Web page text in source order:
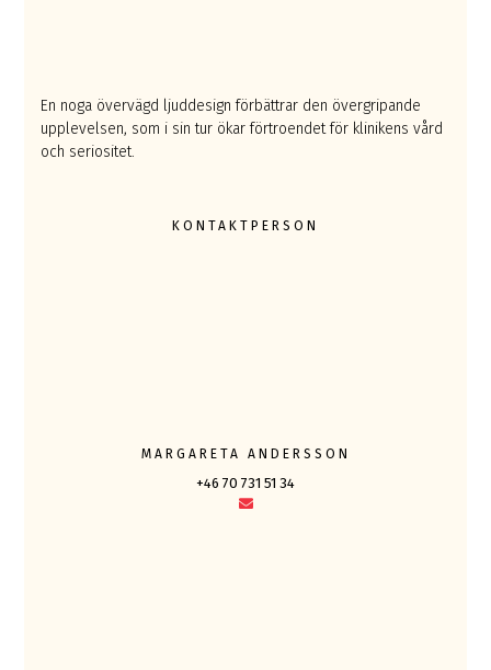
En noga övervägd ljuddesign förbättrar den övergripande
upplevelsen, som i sin tur ökar förtroendet för klinikens vård
och seriositet.
KONTAKTPERSON
MARGARETA ANDERSSON
+46 70 731 51 34